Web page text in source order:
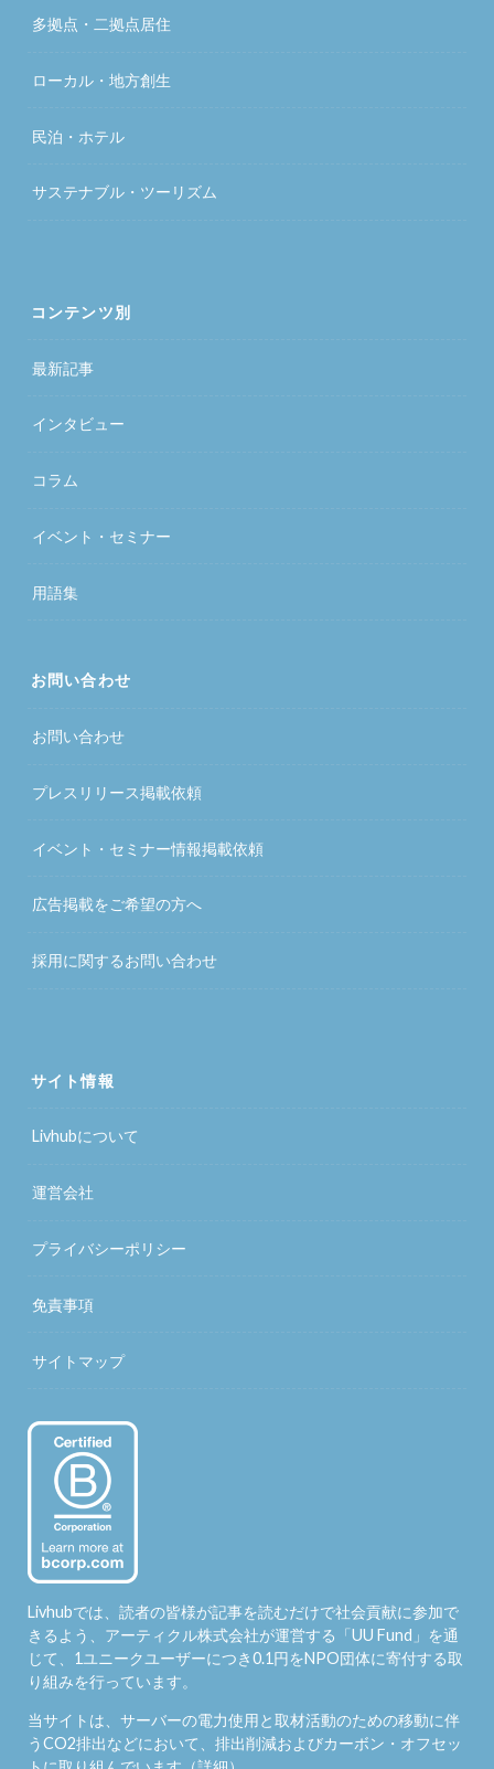
多拠点・二拠点居住
ローカル・地方創生
民泊・ホテル
サステナブル・ツーリズム
コンテンツ別
最新記事
インタビュー
コラム
イベント・セミナー
用語集
お問い合わせ
お問い合わせ
プレスリリース掲載依頼
イベント・セミナー情報掲載依頼
広告掲載をご希望の方へ
採用に関するお問い合わせ
サイト情報
Livhubについて
運営会社
プライバシーポリシー
免責事項
サイトマップ
Livhubでは、読者の皆様が記事を読むだけで社会貢献に参加で
きるよう、アーティクル株式会社が運営する「UU Fund 」を通
じて、1ユニークユーザーにつき0.1円をNPO団体に寄付する取
り組みを行っています。
当サイトは、サーバーの電力使用と取材活動のための移動に伴
うCO2排出などにおいて、排出削減およびカーボン・オフセッ